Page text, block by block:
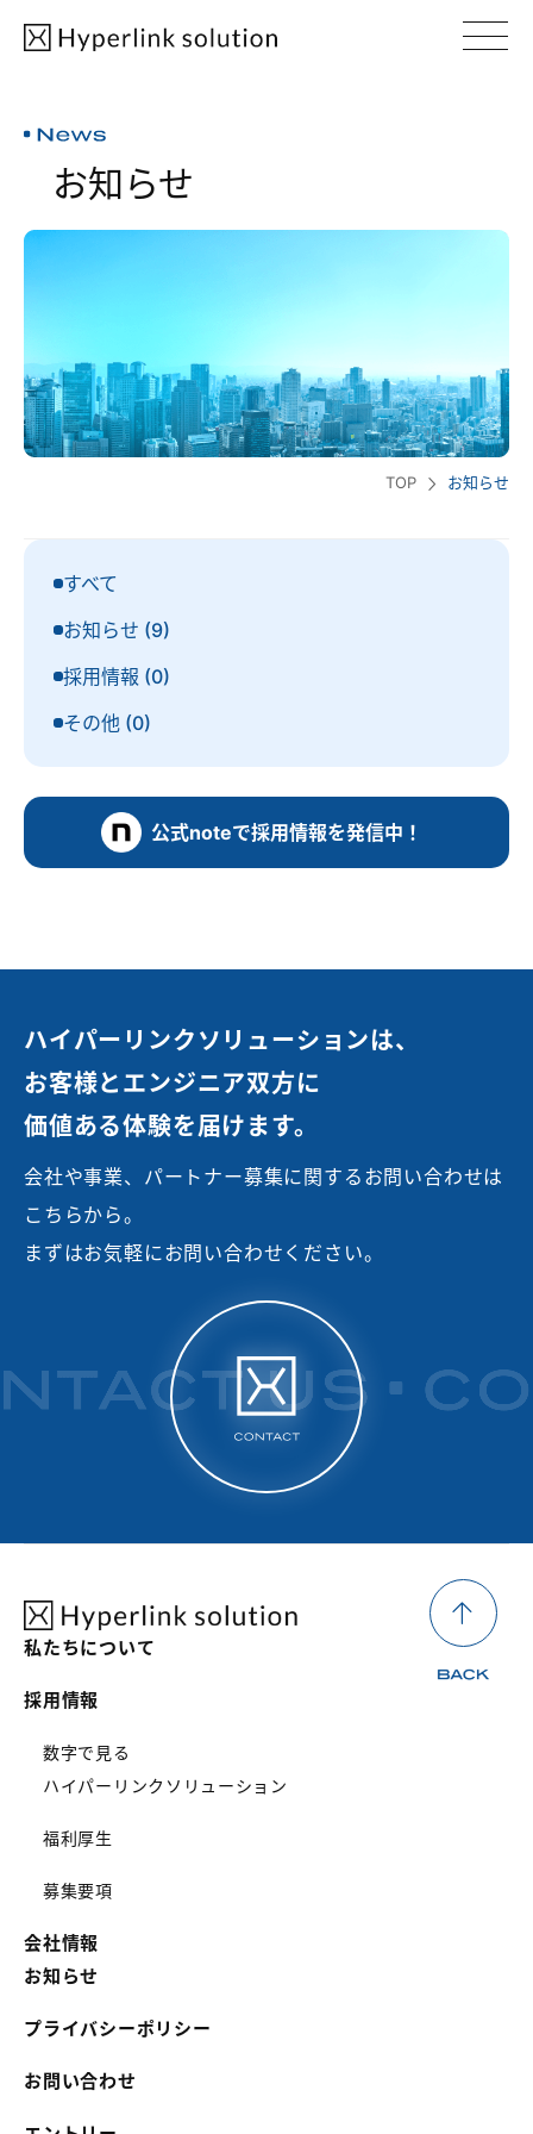
お知らせ
TOP お知らせ
すべて
お知らせ (9)
採用情報 (0)
その他 (0)
公式noteで採用情報を発信中！
ハイパーリンクソリューションは、
お客様とエンジニア双方に
価値ある体験を届けます。
会社や事業、パートナー募集に関するお問い合わせは
こちらから。
まずはお気軽にお問い合わせください。
私たちについて
採用情報
数字で見る
ハイパーリンクソリューション
福利厚生
募集要項
会社情報
お知らせ
プライバシーポリシー
お問い合わせ